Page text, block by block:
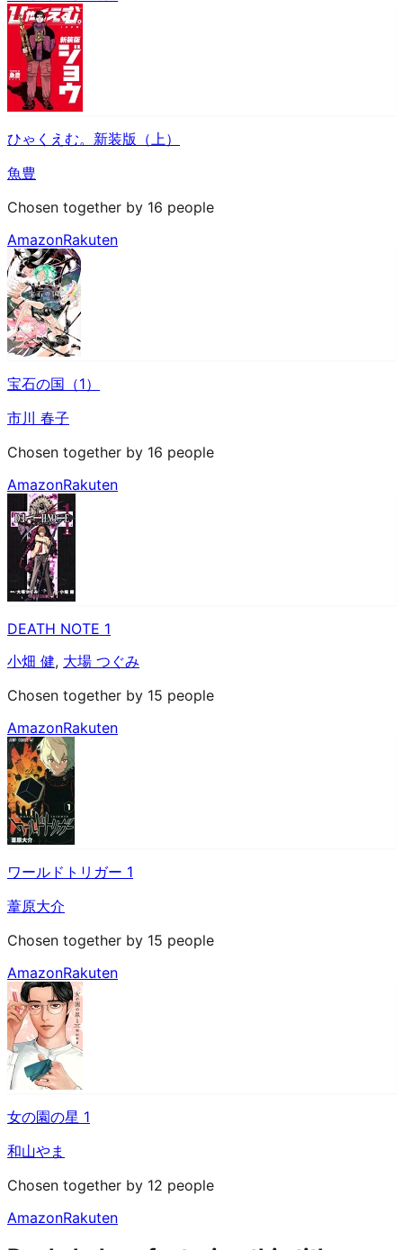
ひゃくえむ。新装版（上）
魚豊
Chosen together by 16 people
AmazonRakuten
宝石の国（1）
市川 春子
Chosen together by 16 people
AmazonRakuten
DEATH NOTE 1
小畑 健, 大場 つぐみ
Chosen together by 15 people
AmazonRakuten
ワールドトリガー 1
葦原大介
Chosen together by 15 people
AmazonRakuten
女の園の星 1
和山やま
Chosen together by 12 people
AmazonRakuten